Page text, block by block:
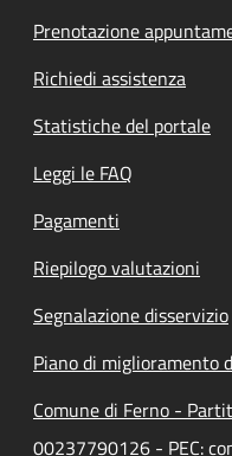
Prenotazione
Richiedi assistenza
Statistiche del portale
Leggi le FAQ
Pagamenti
Riepilogo valutazioni
Segnalazione disservizio
Piano di miglioramento
Comune di Ferno -
00237790126 - PEC: